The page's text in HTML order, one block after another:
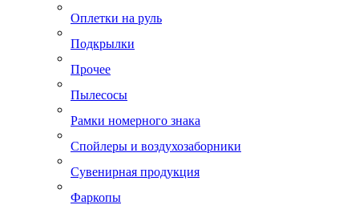
Оплетки на руль
Подкрылки
Прочее
Пылесосы
Рамки номерного знака
Спойлеры и воздухозаборники
Сувенирная продукция
Фаркопы